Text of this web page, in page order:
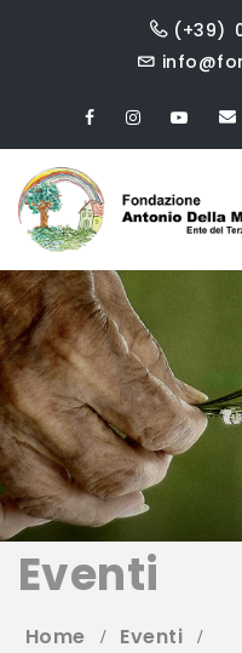
(+39)
Eventi
Home
Eventi